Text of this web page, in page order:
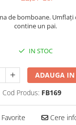
de bomboane. Umflați
contine un pai.
IN STOC
ADAUGA IN
Cod Produs: FB169
Cere